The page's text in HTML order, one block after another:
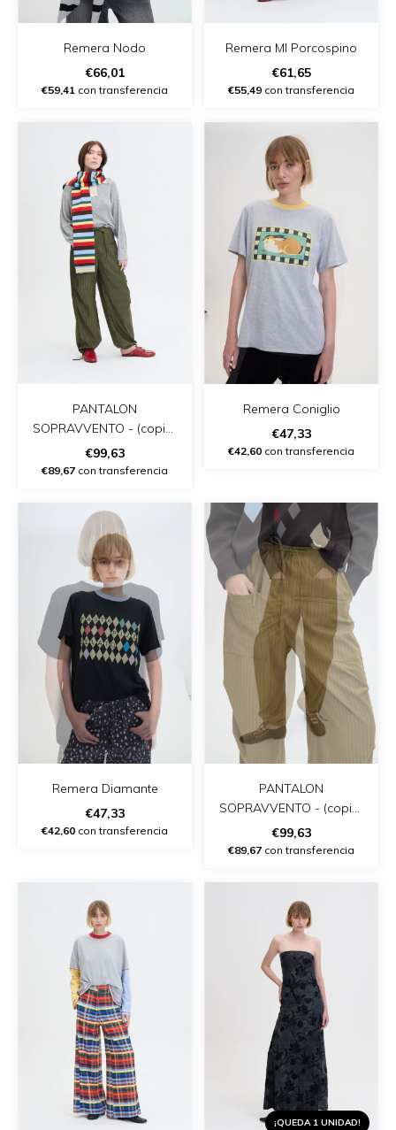
Remera Nodo
€66,01
€59,41 con transferencia
Remera Ml Porcospino
€61,65
€55,49 con transferencia
PANTALON
SOPRAVVENTO - (copia)
- (copia) - (copia)
€99,63
€89,67 con transferencia
Remera Coniglio
€47,33
€42,60 con transferencia
Remera Diamante
€47,33
€42,60 con transferencia
PANTALON
SOPRAVVENTO - (copia)
- (copia)
€99,63
€89,67 con transferencia
¡QUEDA 1 UNIDAD!